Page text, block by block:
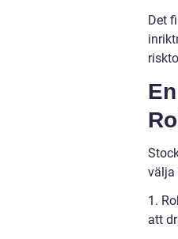
Det
välja
1.
att